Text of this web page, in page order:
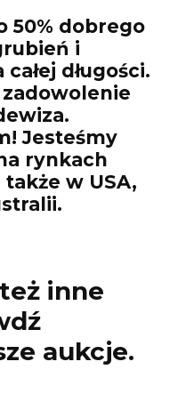
50% dobrego
i
długości.
Jesteśmy
rynkach
w USA,
inne
aukcje.